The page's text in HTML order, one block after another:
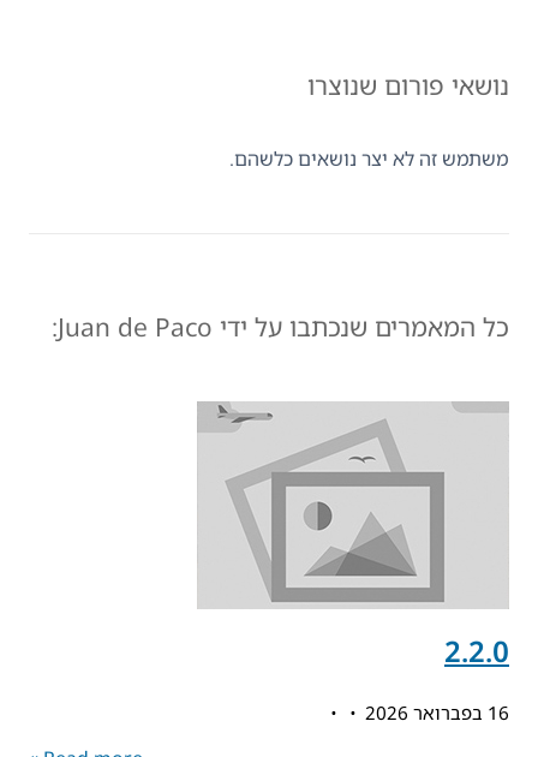
נושאי פורום שנוצרו
משתמש זה לא יצר נושאים כלשהם.
כל המאמרים שנכתבו על ידי Juan de Paco:
2.2.0
16 בפברואר 2026